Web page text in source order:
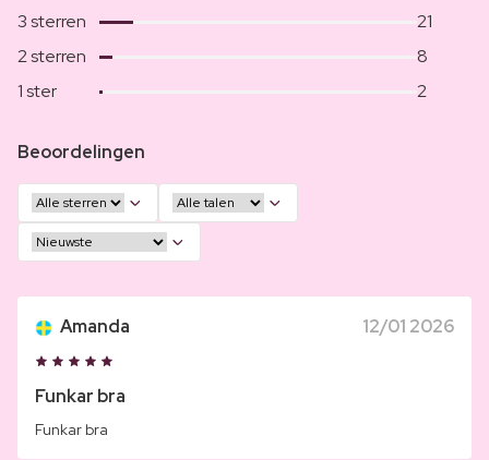
3 sterren
21
2 sterren
8
1 ster
2
Beoordelingen
Amanda 12/01 2026
Funkar bra
Funkar bra